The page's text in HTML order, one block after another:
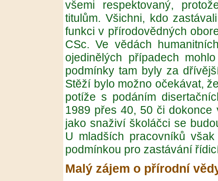
všemi respektovaný,
titulům. Všichni, kdo
funkci v přírodovědných
CSc. Ve vědách
ojedinělých případech
podmínky tam byly za
Stěží bylo možno očekávat,
potíže s podáním
1989 přes 40, 50 či
jako snaživí školáčci se
U mladších pracovníků
podmínkou pro zastávání
Malý zájem o přírodní